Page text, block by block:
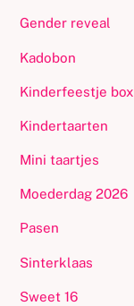
Gender reveal
Kadobon
Kinderfeestje box
Kindertaarten
Mini taartjes
Moederdag 2026
Pasen
Sinterklaas
Sweet 16